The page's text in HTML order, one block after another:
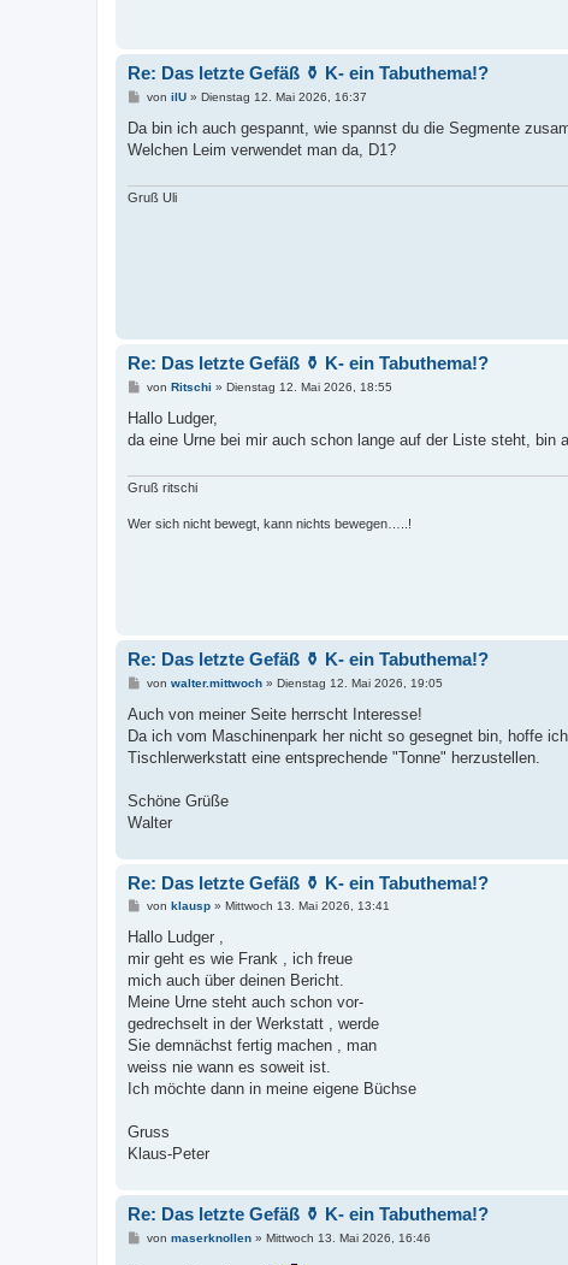
Re: Das letzte Gefäß ⚱️ K- ein Tabuthema!?
B
i
r
von ilU» Dienstag 12. Mai 2026, 16:37
Da bin ich auch gespannt, wie spannst du die Segmente
Welchen Leim verwendet man da, D1?
Gruß Uli
Re: Das letzte Gefäß ⚱️ K- ein Tabuthema!?
B
i
r
von Ritschi » Dienstag 12. Mai 2026, 18:55
Hallo Ludger,
da eine Urne bei mir auch schon lange auf der Liste steht, bin
Gruß ritschi
Wer sich nicht bewegt, kann nichts bewegen…..!
Re: Das letzte Gefäß ⚱️ K- ein Tabuthema!?
B
r
a
von walter.mittwoch» Dienstag 12. Mai 2026, 19:05
Auch von meiner Seite herrscht Interesse!
Da ich vom Maschinenpark her nicht so gesegnet bin, hoffe
Tischlerwerkstatt eine entsprechende "Tonne" herzustellen.
Schöne Grüße
Walter
Re: Das letzte Gefäß ⚱️ K- ein Tabuthema!?
B
i
r
a
von klausp» Mittwoch 13. Mai 2026, 13:41
Hallo Ludger ,
mir geht es wie Frank , ich freue
mich auch über deinen Bericht.
Meine Urne steht auch schon vor-
gedrechselt in der Werkstatt , werde
Sie demnächst fertig machen , man
weiss nie wann es soweit ist.
Ich möchte dann in meine eigene Büchse
Gruss
Klaus-Peter
Re: Das letzte Gefäß ⚱️ K- ein Tabuthema!?
Bvon maserknollen» Mittwoch 13. Mai 2026, 16:46